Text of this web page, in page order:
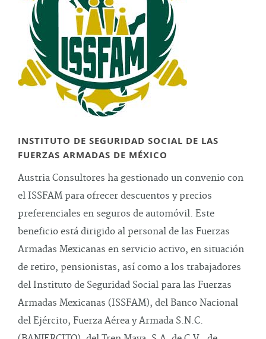
INSTITUTO DE SEGURIDAD SOCIAL DE LAS
FUERZAS ARMADAS DE MÉXICO
Austria Consultores ha gestionado un convenio con
el ISSFAM para ofrecer descuentos y precios
preferenciales en seguros de automóvil. Este
beneficio está dirigido al personal de las Fuerzas
Armadas Mexicanas en servicio activo, en situación
de retiro, pensionistas, así como a los trabajadores
del Instituto de Seguridad Social para las Fuerzas
Armadas Mexicanas (ISSFAM), del Banco Nacional
del Ejército, Fuerza Aérea y Armada S.N.C.